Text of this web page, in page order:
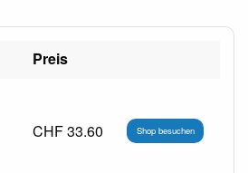
Preis
CHF 33.60 Shop besuchen